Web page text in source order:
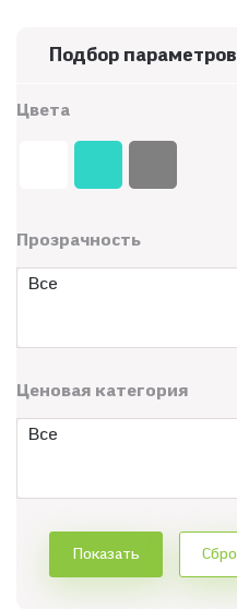
Подбор параметров
Цвета
Прозрачность
Все
Ценовая категория
Все